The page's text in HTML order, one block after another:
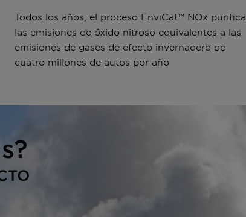
Todos los años, el proceso EnviCat™ NOx purifica
las emisiones de óxido nitroso equivalentes a las
emisiones de gases de efecto invernadero de
cuatro millones de autos por año